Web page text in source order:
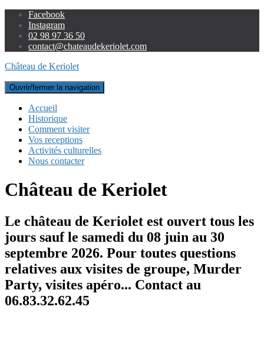
Facebook
Instagram
02 98 97 36 50
contact@chateaudekeriolet.com
Château de Keriolet
Ouvrir/fermer la navigation
Accueil
Historique
Comment visiter
Vos receptions
Activités culturelles
Nous contacter
Château de Keriolet
Le château de Keriolet est ouvert tous les
jours sauf le samedi du 08 juin au 30
septembre 2026. Pour toutes questions
relatives aux visites de groupe, Murder
Party, visites apéro... Contact au
06.83.32.62.45